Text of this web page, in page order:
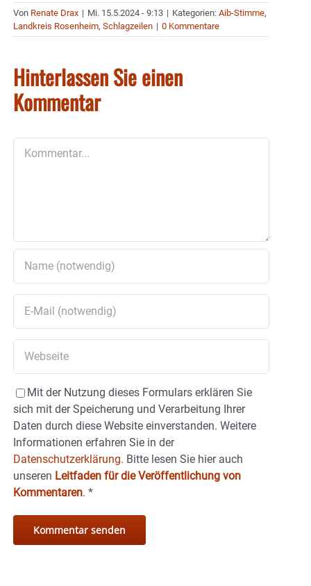
Von Renate Drax | Mi. 15.5.2024 - 9:13 | Kategorien: Aib-Stimme,
Landkreis Rosenheim, Schlagzeilen | 0 Kommentare
Hinterlassen Sie einen
Kommentar
Mit der Nutzung dieses Formulars erklären Sie
sich mit der Speicherung und Verarbeitung Ihrer
Daten durch diese Website einverstanden. Weitere
Informationen erfahren Sie in der
Datenschutzerklärung. Bitte lesen Sie hier auch
unseren Leitfaden für die Veröffentlichung von
Kommentaren. *